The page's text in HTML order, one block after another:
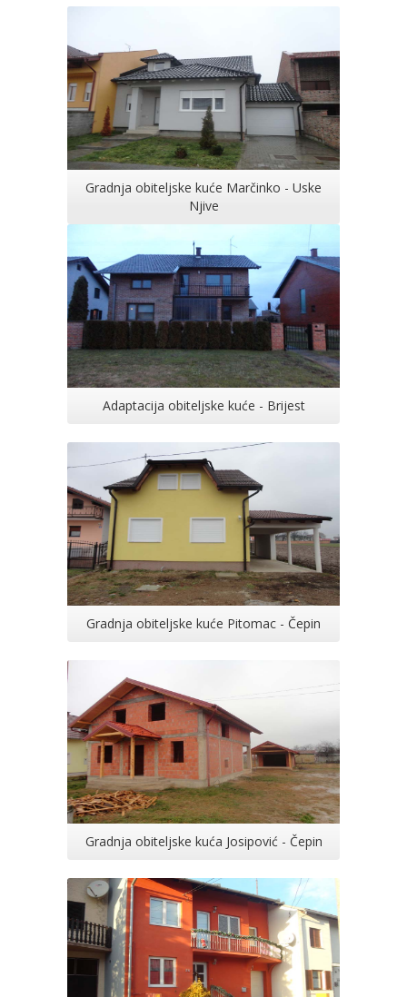
Gradnja obiteljske kuće Marčinko - Uske
Njive
Adaptacija obiteljske kuće - Brijest
Gradnja obiteljske kuće Pitomac - Čepin
Gradnja obiteljske kuća Josipović - Čepin